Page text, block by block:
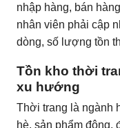
nhập hàng, bán
nhân viên phải cập
dòng, số lượng tồn
Tồn kho thời
xu hướng
Thời trang là ngành
hè, sản phẩm đông,